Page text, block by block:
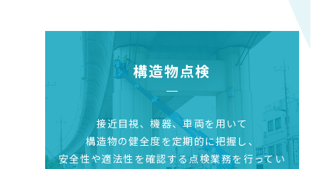
構造物点検
接近目視、機器、車両を用いて
構造物の健全度を定期的に把握し、
安全性や適法性を確認する点検業務を行ってい